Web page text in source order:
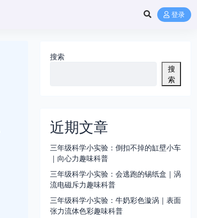
登录
搜索
搜
索
近期文章
三年级科学小实验：倒扣不掉的缸壁小车
｜向心力趣味科普
三年级科学小实验：会逃跑的锡纸盒｜涡
流电磁斥力趣味科普
三年级科学小实验：牛奶彩色漩涡｜表面
张力流体色彩趣味科普